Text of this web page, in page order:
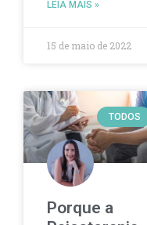
LEIA MAIS »
15 de maio de 2022
TODOS
Porque a